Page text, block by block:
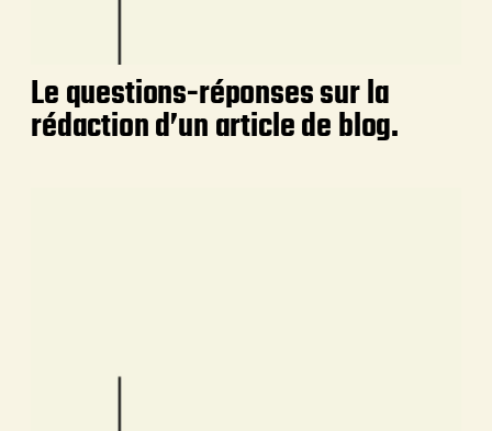
Le questions-réponses sur la
rédaction d’un article de blog.